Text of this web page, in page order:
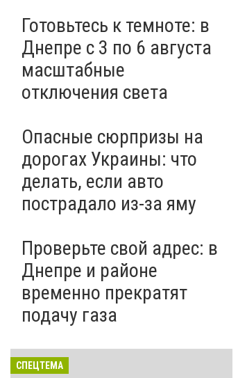
Готовьтесь к темноте: в
Днепре с 3 по 6 августа
масштабные
отключения света
Опасные сюрпризы на
дорогах Украины: что
делать, если авто
пострадало из-за яму
Проверьте свой адрес: в
Днепре и районе
временно прекратят
подачу газа
СПЕЦТЕМА